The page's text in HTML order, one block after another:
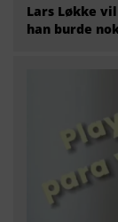
Lars Løkke
han burde